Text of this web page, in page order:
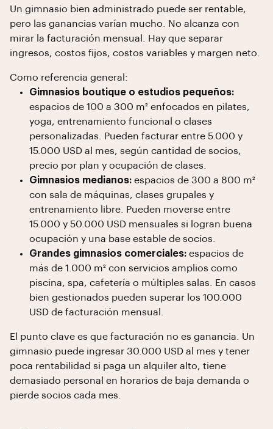
Un gimnasio bien administrado puede ser rentable,
pero las ganancias varían mucho. No alcanza con
mirar la facturación mensual. Hay que separar
ingresos, costos fijos, costos variables y margen neto.
Como referencia general:
Gimnasios boutique o estudios pequeños:
espacios de 100 a 300 m² enfocados en pilates,
yoga, entrenamiento funcional o clases
personalizadas. Pueden facturar entre 5.000 y
15.000 USD al mes, según cantidad de socios,
precio por plan y ocupación de clases.
Gimnasios medianos: espacios de 300 a 800 m²
con sala de máquinas, clases grupales y
entrenamiento libre. Pueden moverse entre
15.000 y 50.000 USD mensuales si logran buena
ocupación y una base estable de socios.
Grandes gimnasios comerciales: espacios de
más de 1.000 m² con servicios amplios como
piscina, spa, cafetería o múltiples salas. En casos
bien gestionados pueden superar los 100.000
USD de facturación mensual.
El punto clave es que facturación no es ganancia. Un
gimnasio puede ingresar 30.000 USD al mes y tener
poca rentabilidad si paga un alquiler alto, tiene
demasiado personal en horarios de baja demanda o
pierde socios cada mes.